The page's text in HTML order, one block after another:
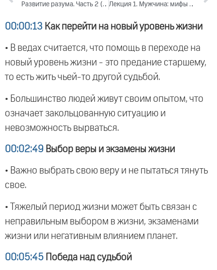
Развитие разума. Часть 2 (2013) Лекция 1. Мужчина: мифы и реальность (2013)
00:00:13 Как перейти на новый уровень жизни
• В ведах считается, что помощь в переходе на
новый уровень жизни - это предание старшему,
то есть жить чьей-то другой судьбой.
• Большинство людей живут своим опытом, что
означает закольцованную ситуацию и
невозможность вырваться.
00:02:49 Выбор веры и экзамены жизни
• Важно выбрать свою веру и не пытаться тянуть
свое.
• Тяжелый период жизни может быть связан с
неправильным выбором в жизни, экзаменами
жизни или негативным влиянием планет.
00:05:45 Победа над судьбой